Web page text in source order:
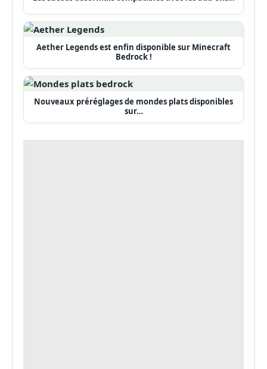
Aether Legends est enfin disponible sur Minecraft
Bedrock !
Nouveaux préréglages de mondes plats disponibles
sur…